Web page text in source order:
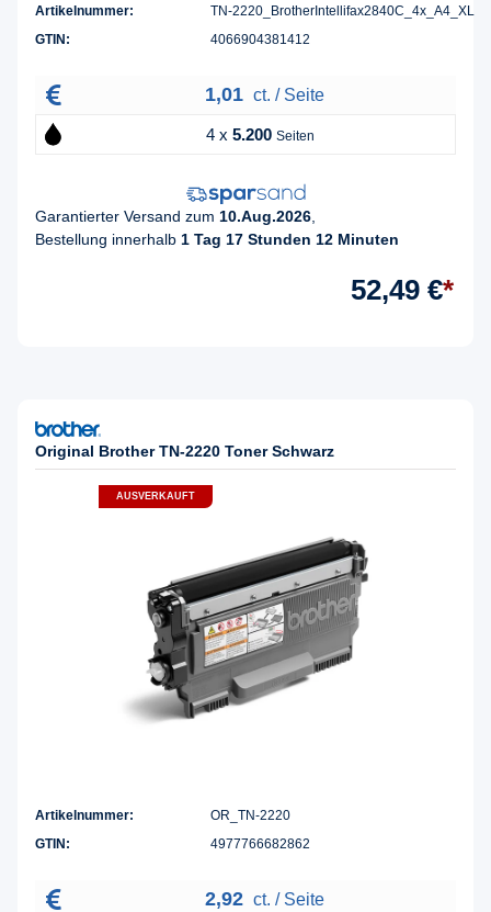
Artikelnummer:
TN-2220_BrotherIntellifax2840C_4x_A4_XL
GTIN:
4066904381412
1,01 ct. / Seite
4 x 5.200 Seiten
Garantierter Versand zum 10.Aug.2026
Bestellung innerhalb 1 Tag 17 Stunden 12 Minuten
52,49 €*
Original Brother TN-2220 Toner Schwarz
AUSVERKAUFT
Artikelnummer:
OR_TN-2220
GTIN:
4977766682862
2,92 ct. / Seite